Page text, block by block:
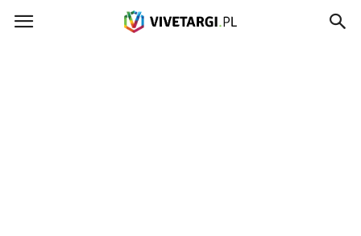
Vivetargi.pl